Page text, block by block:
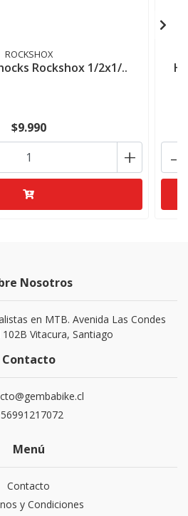
ROCKSHOX
Rockshox 1/2x1/..
$9.990
+ -
Nosotros
en MTB. Avenida Las Condes
Vitacura, Santiago
Contacto
Menú
Contacto
y Condiciones